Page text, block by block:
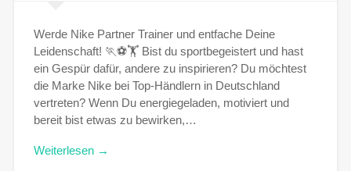
Werde Nike Partner Trainer und entfache Deine
Leidenschaft! 🏃⚽🏋 Bist du sportbegeistert und hast
ein Gespür dafür, andere zu inspirieren? Du möchtest
die Marke Nike bei Top-Händlern in Deutschland
vertreten? Wenn Du energiegeladen, motiviert und
bereit bist etwas zu bewirken,…
Weiterlesen →